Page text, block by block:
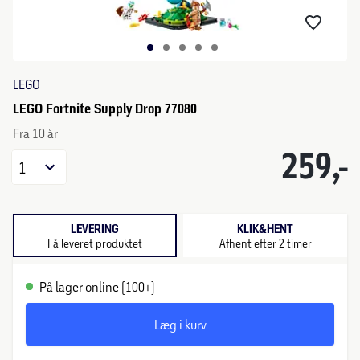
LEGO
LEGO Fortnite Supply Drop 77080
Fra 10 år
259,-
1
LEVERING
Få leveret produktet
KLIK&HENT
Afhent efter 2 timer
På lager online (100+)
Læg i kurv